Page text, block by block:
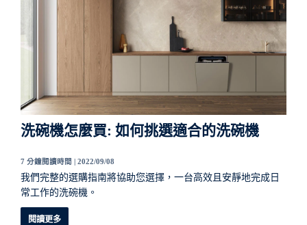
洗碗機怎麼買: 如何挑選適合的洗碗機
7 分鐘閱讀時間 | 2022/09/08
我們完整的選購指南將協助您選擇，一台高效且安靜地完成日
常工作的洗碗機。
閱讀更多